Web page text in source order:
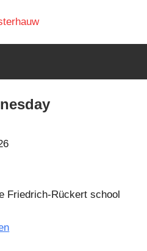
Friedrich-Rückert school